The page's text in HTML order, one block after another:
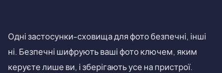
Одні застосунки-сховища для фото безпечні, інші
ні. Безпечні шифрують ваші фото ключем, яким
керуєте лише ви, і зберігають усе на пристрої.